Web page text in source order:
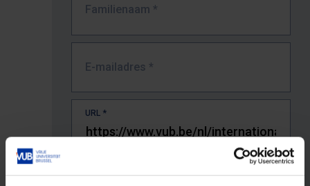
Familienaam *
E-mailadres *
URL *
De volledige URL van de pagina waar je de fout zag.